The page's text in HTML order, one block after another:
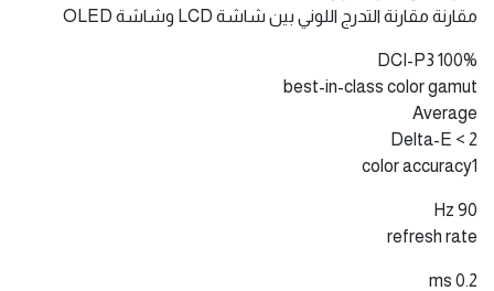
مقارنة مقارنة التدرج اللوني بين شاشة LCD وشاشة OLED
100% DCI-P3
best-in-class color gamut
Average
Delta-E < 2
color accuracy1
90 Hz
refresh rate
0.2 ms